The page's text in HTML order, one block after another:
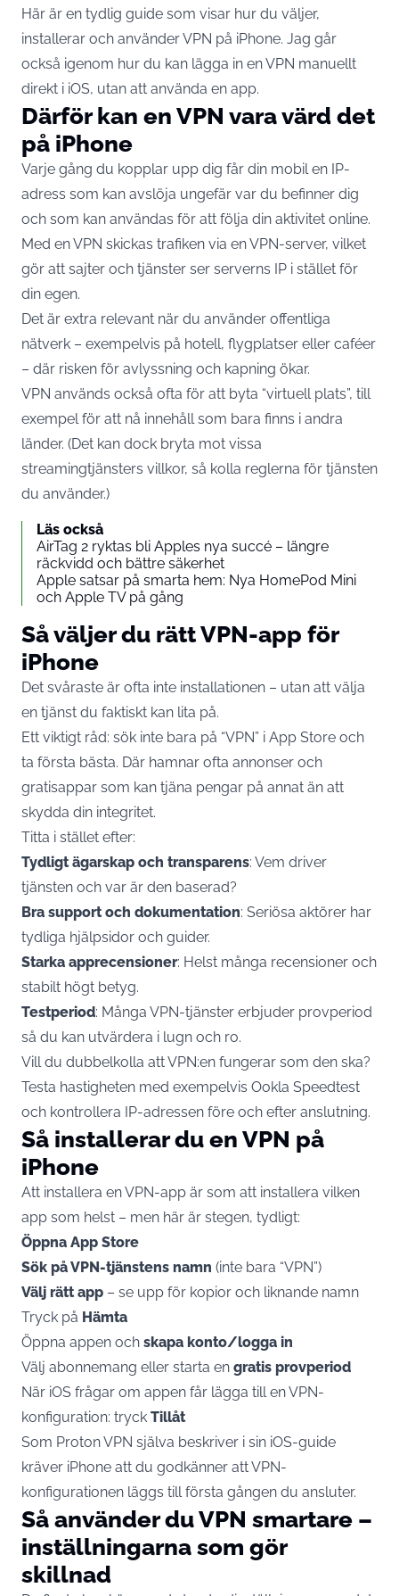
Här är en tydlig guide som visar hur du väljer,
installerar och använder VPN på iPhone. Jag går
också igenom hur du kan lägga in en VPN manuellt
direkt i iOS, utan att använda en app.
Därför kan en VPN vara värd det
på iPhone
Varje gång du kopplar upp dig får din mobil en IP-
adress som kan avslöja ungefär var du befinner dig
och som kan användas för att följa din aktivitet online.
Med en VPN skickas trafiken via en VPN-server, vilket
gör att sajter och tjänster ser serverns IP i stället för
din egen.
Det är extra relevant när du använder offentliga
nätverk – exempelvis på hotell, flygplatser eller caféer
– där risken för avlyssning och kapning ökar.
VPN används också ofta för att byta “virtuell plats”, till
exempel för att nå innehåll som bara finns i andra
länder. (Det kan dock bryta mot vissa
streamingtjänsters villkor, så kolla reglerna för tjänsten
du använder.)
Läs också
AirTag 2 ryktas bli Apples nya succé – längre
räckvidd och bättre säkerhet
Apple satsar på smarta hem: Nya HomePod Mini
och Apple TV på gång
Så väljer du rätt VPN-app för
iPhone
Det svåraste är ofta inte installationen – utan att välja
en tjänst du faktiskt kan lita på.
Ett viktigt råd: sök inte bara på “VPN” i App Store och
ta första bästa. Där hamnar ofta annonser och
gratisappar som kan tjäna pengar på annat än att
skydda din integritet.
Titta i stället efter:
Tydligt ägarskap och transparens: Vem driver
tjänsten och var är den baserad?
Bra support och dokumentation: Seriösa aktörer har
tydliga hjälpsidor och guider.
Starka apprecensioner: Helst många recensioner och
stabilt högt betyg.
Testperiod: Många VPN-tjänster erbjuder provperiod
så du kan utvärdera i lugn och ro.
Vill du dubbelkolla att VPN:en fungerar som den ska?
Testa hastigheten med exempelvis Ookla Speedtest
och kontrollera IP-adressen före och efter anslutning.
Så installerar du en VPN på
iPhone
Att installera en VPN-app är som att installera vilken
app som helst – men här är stegen, tydligt:
Öppna App Store
Sök på VPN-tjänstens namn (inte bara “VPN”)
Välj rätt app – se upp för kopior och liknande namn
Tryck på Hämta
Öppna appen och skapa konto/logga in
Välj abonnemang eller starta en gratis provperiod
När iOS frågar om appen får lägga till en VPN-
konfiguration: tryck Tillåt
Som Proton VPN själva beskriver i sin iOS-guide
kräver iPhone att du godkänner att VPN-
konfigurationen läggs till första gången du ansluter.
Så använder du VPN smartare –
inställningarna som gör
skillnad